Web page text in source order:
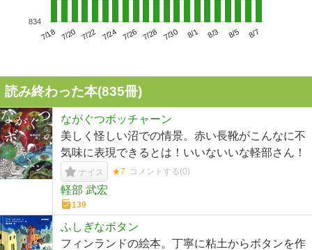
7/18 7/20 7/22 7/24 7/26 7/28 7/30 8/1 8/3 8/5 8/7
834
読み終わった本(835冊)
ながぐつボッチャーン
美しく怪しい沼での情景。赤い長靴がこんなに不
気味に表現できるとは！いいないいな軽部さん！
ナイス ★7 コメントする(0)
軽部 武宏
139
ふしぎなボタン
フィンランドの絵本。丁寧に粘土からボタンを作